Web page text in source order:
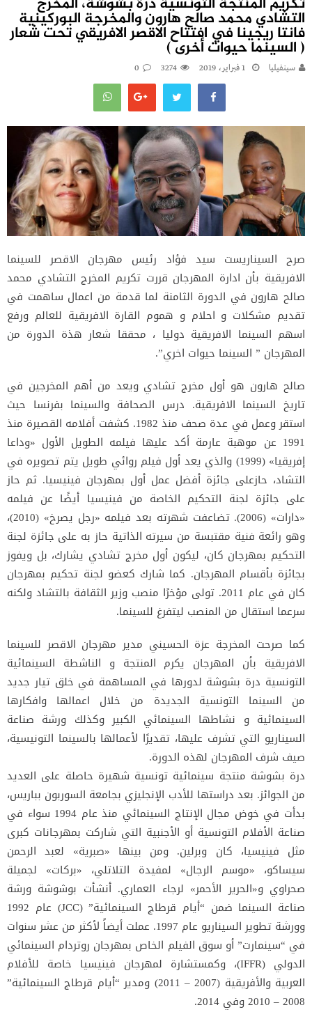
التشادي محمد صالح هارون والمخرجة البوركينية
فانتا ريجينا في افتتاح الاقصر الافريقي تحت شعار
( السينما حيوات أخرى )
سينفيليا 1 فبراير، 2019 3274
0
صرح السيناريست سيد فؤاد رئيس مهرجان الاقصر للسينما
الافريقية بأن ادارة المهرجان قررت تكريم المخرج التشادي محمد
صالح هارون في الدورة الثامنة لما قدمة من اعمال ساهمت في
تقديم مشكلات و احلام و هموم القارة الافريقية للعالم ورفع
اسهم السينما الافريقية دوليا ، محققا شعار هذة الدورة من
المهرجان ” السينما حيوات اخري”.
صالح هارون هو أول مخرج تشادي ويعد من أهم المخرجين في
تاريخ السينما الافريقية. درس الصحافة والسينما بفرنسا حيث
استقر وعمل في عدة صحف منذ 1982. كشفت أفلامه القصيرة منذ
1991 عن موهبة عارمة أكد عليها فيلمه الطويل الأول «وداعا
إفريقيا» (1999) والذي يعد أول فيلم روائي طويل يتم تصويره في
التشاد، حازعلى جائزة أفضل عمل أول بمهرجان فينيسيا. ثم حاز
على جائزة لجنة التحكيم الخاصة من فينيسيا أيضًا عن فيلمه
«دارات» (2006). تضاعفت شهرته بعد فيلمه «رجل يصرخ» (2010)،
وهو رائعة فنية مقتبسة من سيرته الذاتية حاز به على جائزة لجنة
التحكيم بمهرجان كان، ليكون أول مخرج تشادي يشارك، بل ويفوز
بجائزة بأقسام المهرجان. كما شارك كعضو لجنة تحكيم بمهرجان
كان في عام 2011. تولى مؤخرًا منصب وزير الثقافة بالتشاد ولكنه
سرعما استقال من المنصب ليتفرغ للسينما.
كما صرحت المخرجة عزة الحسيني مدير مهرجان الاقصر للسينما
الافريقية بأن المهرجان يكرم المنتجة و الناشطة السينمائية
التونسية درة بشوشة لدورها في المساهمة في خلق تيار جديد
من السينما التونسية الجديدة من خلال اعمالها وافكارها
السينمائية و نشاطها السينمائي الكبير وكذلك ورشة صناعة
السيناريو التي تشرف عليها، تقديرًا لأعمالها بالسينما التونيسية،
صيف شرف المهرجان لهذه الدورة.
درة بشوشة منتجة سينمائية تونسية شهيرة حاصلة على العديد
من الجوائز. بعد دراستها للأدب الإنجليزي بجامعة السوربون بباريس،
بدأت في خوض مجال الإنتاج السينمائي منذ عام 1994 سواء في
صناعة الأفلام التونسية أو الأجنبية التي شاركت بمهرجانات كبرى
مثل فينيسيا، كان وبرلين. ومن بينها «صبرية» لعبد الرحمن
سيساكو، «موسم الرجال» لمفيدة التلاتلي، «بركات» لجميلة
صحراوي و«الحرير الأحمر» لرجاء العماري. أنشأت بوشوشة ورشة
صناعة السينما ضمن “أيام قرطاج السينمائية” (JCC) عام 1992
وورشة تطوير السيناريو عام 1997. عملت أيضاً لأكثر من عشر سنوات
في “سينمارت” أو سوق الفيلم الخاص بمهرجان روتردام السينمائي
الدولي (IFFR)، وكمستشارة لمهرجان فينيسيا خاصة للأفلام
العربية والأفريقية (2007 – 2011) ومدير “أيام قرطاج السينمائية”
2008 – 2010 وفي 2014.